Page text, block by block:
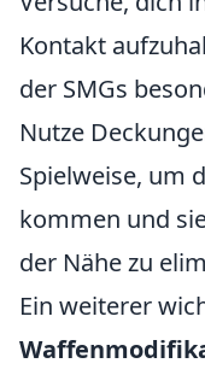
Kontakt
der SMGs
Nutze
Spielweise, um
kommen und
der Nähe zu
Ein weiterer